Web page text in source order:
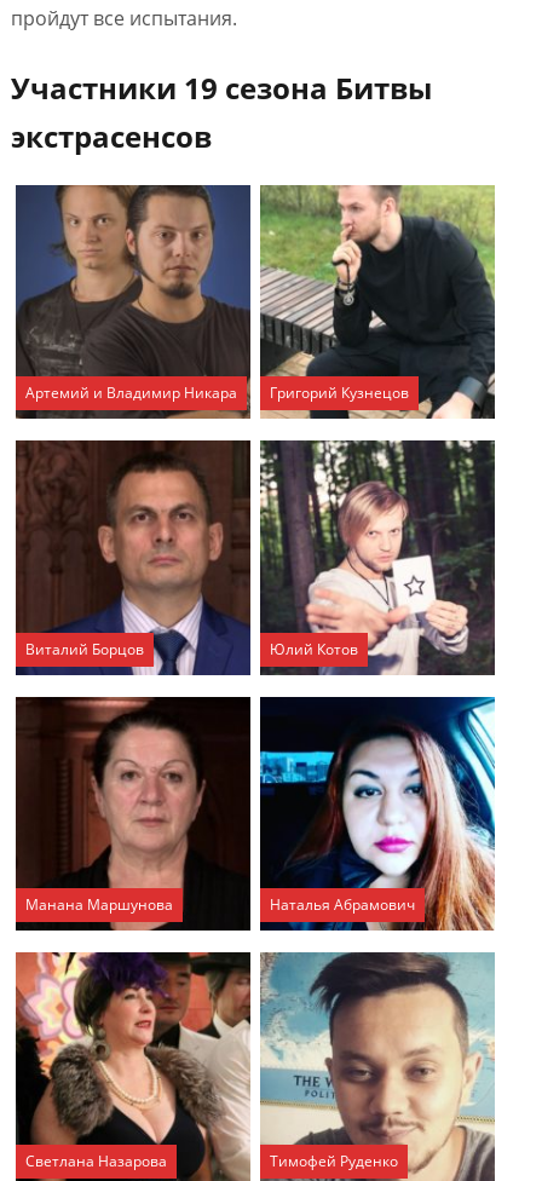
пройдут все испытания.
Участники 19 сезона Битвы
экстрасенсов
Артемий и Владимир Никара Григорий Кузнецов
Виталий Борцов Юлий Котов
Манана Маршунова Наталья Абрамович
Светлана Назарова Тимофей Руденко